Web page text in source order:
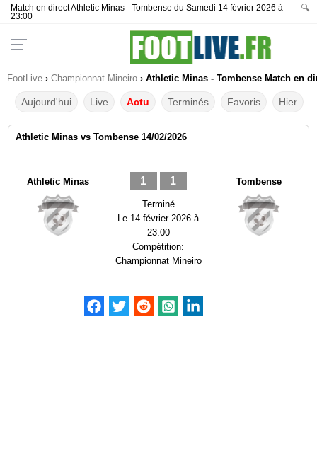
Match en direct Athletic Minas - Tombense du Samedi 14 février 2026 à
23:00
🔍
FootLive › Championnat Mineiro › Athletic Minas - Tombense Match en
Aujourd'hui Live Actu Terminés Favoris Hier
Athletic Minas vs Tombense 14/02/2026
Athletic Minas 1 1
Terminé
Le 14 février 2026 à
23:00
Compétition:
Championnat Mineiro
Tombense